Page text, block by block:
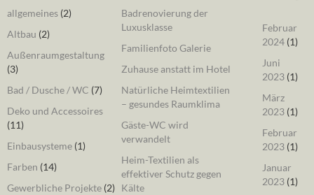
allgemeines (2)
Altbau (2)
Außenraumgestaltung
(3)
Bad / Dusche / WC (7)
Deko und Accessoires
(11)
Einbausysteme (1)
Farben (14)
Gewerbliche Projekte (2)
Badrenovierung der
Luxusklasse
Familienfoto Galerie
Zuhause anstatt im Hotel
Natürliche Heimtextilien
– gesundes Raumklima
Gäste-WC wird
verwandelt
Heim-Textilien als
effektiver Schutz gegen
Kälte
Februar
2024(1)
Juni
2023(1)
März
2023(1)
Februar
2023(1)
Januar
2023(1)